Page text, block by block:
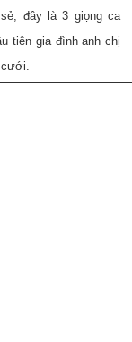
đây là 3 giọng ca
tiên gia đình anh chị
cưới.